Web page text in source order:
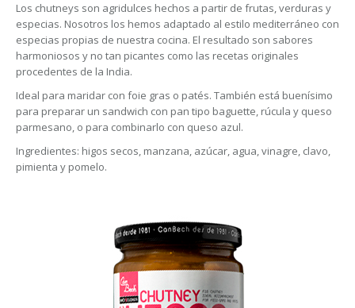
Los chutneys son agridulces hechos a partir de frutas, verduras y
especias. Nosotros los hemos adaptado al estilo mediterráneo con
especias propias de nuestra cocina. El resultado son sabores
harmoniosos y no tan picantes como las recetas originales
procedentes de la India.
Ideal para maridar con foie gras o patés. También está buenísimo
para preparar un sandwich con pan tipo baguette, rúcula y queso
parmesano, o para combinarlo con queso azul.
Ingredientes: higos secos, manzana, azúcar, agua, vinagre, clavo,
pimienta y pomelo.